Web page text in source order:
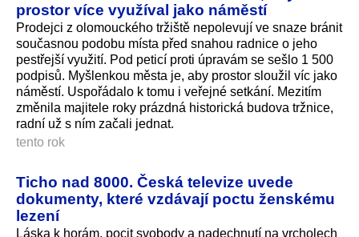
prostor více využíval jako náměstí
Prodejci z olomouckého tržiště nepolevují ve snaze bránit
současnou podobu místa před snahou radnice o jeho
pestřejší využití. Pod peticí proti úpravám se sešlo 1 500
podpisů. Myšlenkou města je, aby prostor sloužil víc jako
náměstí. Uspořádalo k tomu i veřejné setkání. Mezitím
změnila majitele roky prázdná historická budova tržnice,
radní už s ním začali jednat.
tento rok
Ticho nad 8000. Česká televize uvede
dokumenty, které vzdávají poctu ženskému
lezení
Láska k horám, pocit svobody a nadechnutí na vrcholech